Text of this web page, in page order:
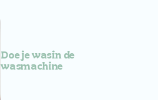
Doe je wasin de
wasmachine